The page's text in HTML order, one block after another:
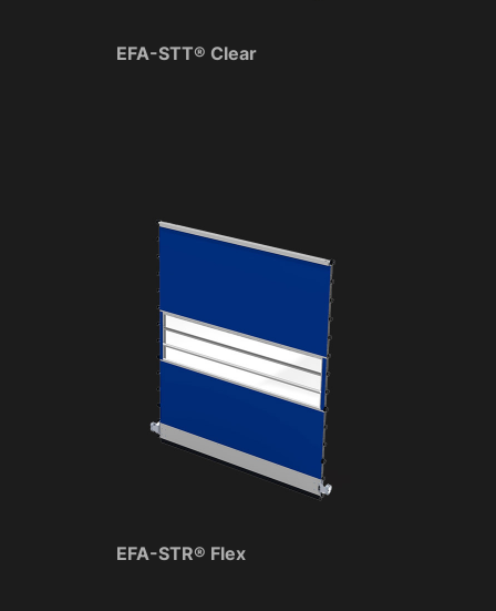
EFA-STT® Clear
EFA-STR® Flex